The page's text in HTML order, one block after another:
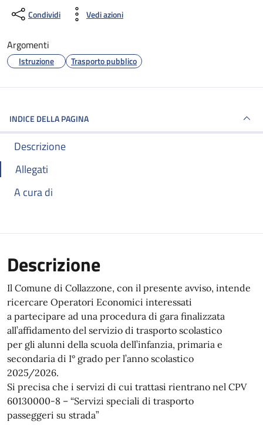
Condividi Vedi azioni
Argomenti
Istruzione Trasporto pubblico
INDICE DELLA PAGINA
Descrizione
Allegati
A cura di
Descrizione
Il Comune di Collazzone, con il presente avviso, intende
ricercare Operatori Economici interessati
a partecipare ad una procedura di gara finalizzata
all’affidamento del servizio di trasporto scolastico
per gli alunni della scuola dell’infanzia, primaria e
secondaria di I° grado per l’anno scolastico
2025/2026.
Si precisa che i servizi di cui trattasi rientrano nel CPV
60130000-8 – “Servizi speciali di trasporto
passeggeri su strada”